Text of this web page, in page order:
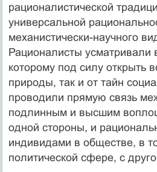
рационалистической
универсальной
механистически-научного
Рационалисты усматривали
которому под силу открыть
природы, так и от тайн
проводили прямую связь
подлинным и высшим
одной стороны, и
индивидами в обществе, в
политической сфере, с